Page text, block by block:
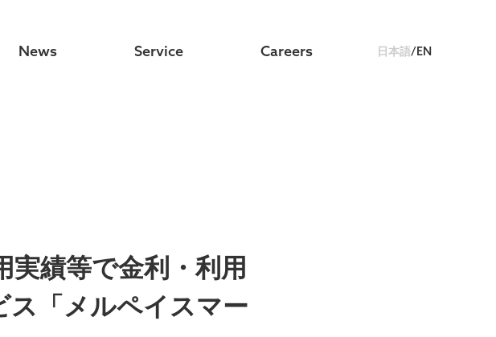
News Service Careers 日本語/EN
績等で金利・利用
ス「メルペイスマー